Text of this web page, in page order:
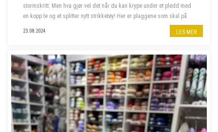
stormskritt. Men hva gjør vel det når du kan krype under et pledd med
en kopp te og et splitter nytt strikketøy! Her er plaggene som skal på
23.08.2024 LES MER